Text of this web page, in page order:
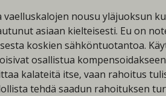
nousu yläjuoksun
asiaan kielteisesti. Eu on
koskien sähköntuotantoa.
osallistua
kalateitä itse, vaan rahoitus
tehdä saadun rahoituksen